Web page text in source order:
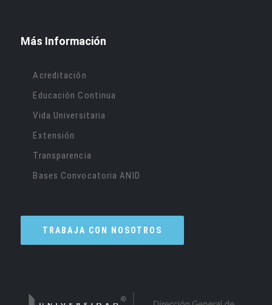
Más Información
Acreditación
Educación Continua
Vida Universitaria
Extensión
Transparencia
Bases Convocatoria ANID
TRABAJA CON NOSOTROS